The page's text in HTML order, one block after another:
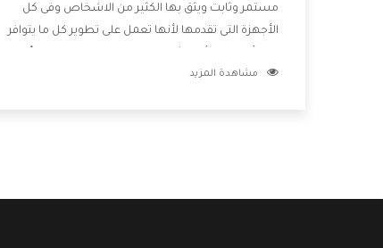
مستمر وثابت ويثق بها الكثير من الاشخاص وفى كل
الأجهزة التى تقدمها لأنها تعمل على تطوير كل ما يتوافر
خدمات ما بعد البيع مع المنتجات وتقدم للعملاء أقوى
مشاهدة المزيد